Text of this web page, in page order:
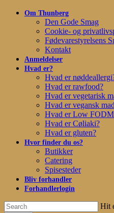
Skip
Om Thunberg
Den Gode Smag
Cookie- og
Fødevarestyrelsens
Kontakt
Anmeldelser
Hvad er?
Hvad er
Hvad er rawfood?
Hvad er vegetarisk
Hvad er vegansk
Hvad er Low
Hvad er Cøliaki?
Hvad er gluten?
Hvor finder du os?
Butikker
Catering
Spisesteder
Bliv forhandler
Forhandlerlogin
Hit